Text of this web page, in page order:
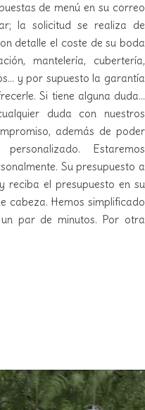
de menú en su correo
la solicitud se realiza de
detalle el coste de su boda
mantelería, cubertería,
y por supuesto la garantía
Si tiene alguna duda…
duda con nuestros
además de poder
Estaremos
Su presupuesto a
reciba el presupuesto en su
cabeza. Hemos simplificado
par de minutos. Por otra